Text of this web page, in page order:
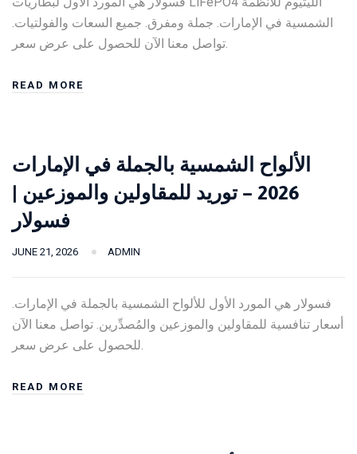
الشمسية في الإمارات. جملة ومفرق. جميع السعات والفولتيات.
تواصل معنا الآن للحصول على عرض سعر.
READ MORE
الألواح الشمسية بالجملة في الإمارات
2026 – توريد للمقاولين والموزعين |
فسولار
JUNE 21, 2026 ADMIN
فسولار هي المورد الأول للألواح الشمسية بالجملة في الإمارات.
أسعار تنافسية للمقاولين والموزعين والمُصدِّرين. تواصل معنا الآن
للحصول على عرض سعر.
READ MORE